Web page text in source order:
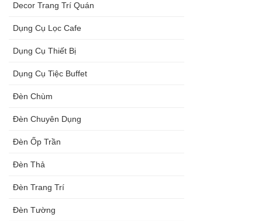
Decor Trang Trí Quán
Dụng Cụ Lọc Cafe
Dụng Cụ Thiết Bị
Dụng Cụ Tiệc Buffet
Đèn Chùm
Đèn Chuyên Dụng
Đèn Ốp Trần
Đèn Thả
Đèn Trang Trí
Đèn Tường